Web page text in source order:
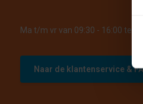
Ma t/m vr van 09:30 - 16:00
Naar de klantenservice &